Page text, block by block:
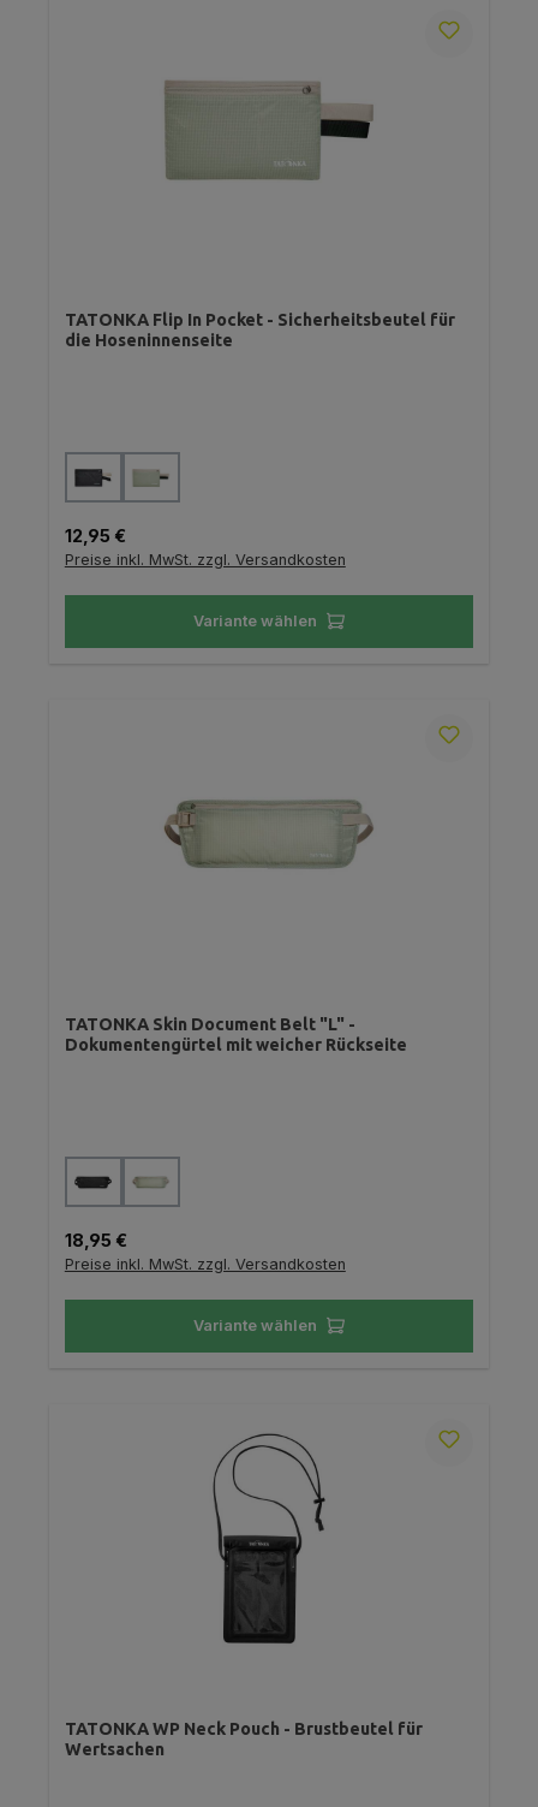
TATONKA Flip In Pocket - Sicherheitsbeutel für
die Hoseninnenseite
Farbe auswählen
Regulärer Preis:
12,95 €
Preise inkl. MwSt. zzgl. Versandkosten
Variante wählen
TATONKA Skin Document Belt "L" -
Dokumentengürtel mit weicher Rückseite
Farbe
Regulärer Preis:
18,95 €
Preise inkl. MwSt. zzgl. Versandkosten
Variante wählen
TATONKA WP Neck Pouch - Brustbeutel für
Wertsachen